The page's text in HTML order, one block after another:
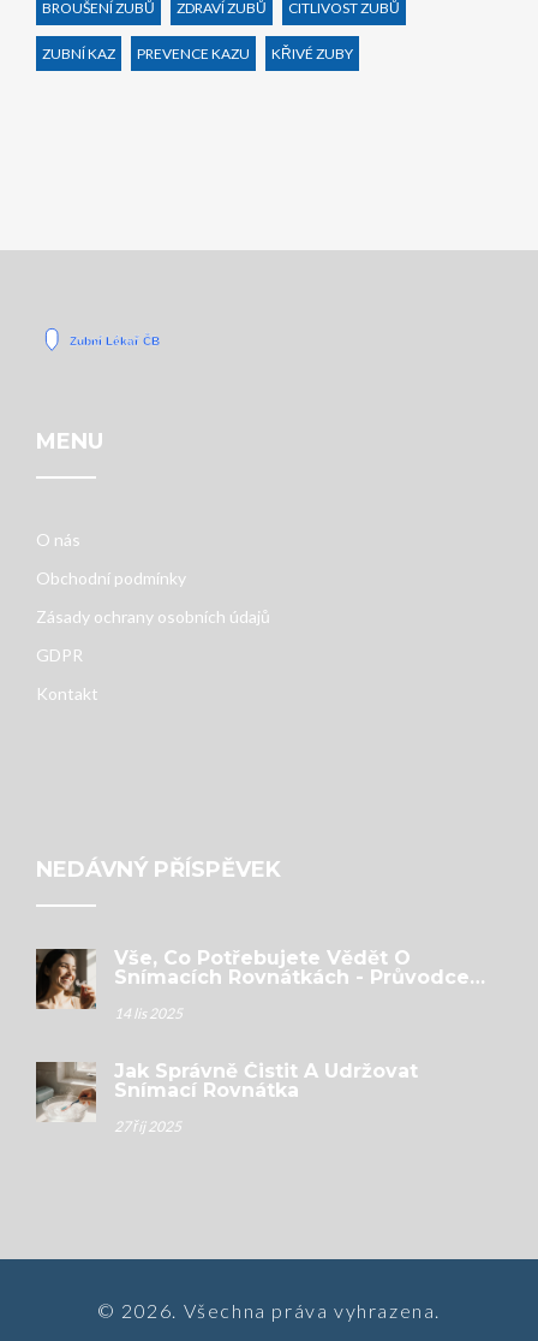
BROUŠENÍ ZUBŮ ZDRAVÍ ZUBŮ CITLIVOST ZUBŮ
ZUBNÍ KAZ PREVENCE KAZU KŘIVÉ ZUBY
MENU
O nás
Obchodní podmínky
Zásady ochrany osobních údajů
GDPR
Kontakt
NEDÁVNÝ PŘÍSPĚVEK
Vše, Co Potřebujete Vědět O
Snímacích Rovnátkách - Průvodce
14 lis 2025
Jak Správně Čistit A Udržovat
Snímací Rovnátka
27 říj 2025
© 2026. Všechna práva vyhrazena.